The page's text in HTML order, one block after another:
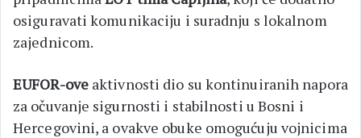
osiguravati komunikaciju i suradnju s lokalnom
zajednicom.
EUFOR-oveaktivnosti dio su kontinuiranih napora
za očuvanje sigurnosti i stabilnosti u Bosni i
Hercegovini, a ovakve obuke omogućuju vojnicima